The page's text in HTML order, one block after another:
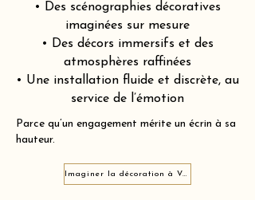
• Des scénographies décoratives
imaginées sur mesure
• Des décors immersifs et des
atmosphères raffinées
• Une installation fluide et discrète, au
service de l’émotion
Parce qu’un engagement mérite un écrin à sa
hauteur.
Imaginer la décoration à Valence 26000